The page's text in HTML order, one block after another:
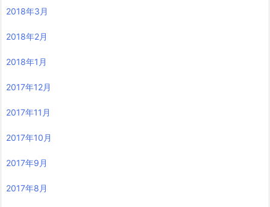
2018年3月
2018年2月
2018年1月
2017年12月
2017年11月
2017年10月
2017年9月
2017年8月